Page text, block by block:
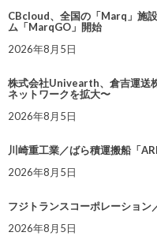
CBcloud、全国の「Marq」施
ム「MarqGO」開始
2026年8月5日
株式会社Univearth、倉吉運送
ネットワークを拡大〜
2026年8月5日
川崎重工業／ばら積運搬船「
2026年8月5日
フジトランスコーポレーション
2026年8月5日